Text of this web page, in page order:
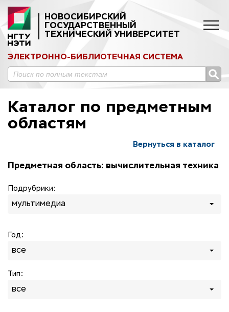
НОВОСИБИРСКИЙ
ГОСУДАРСТВЕННЫЙ
ТЕХНИЧЕСКИЙ УНИВЕРСИТЕТ
ЭЛЕКТРОННО-БИБЛИОТЕЧНАЯ СИСТЕМА
Каталог по предметным
областям
Вернуться в каталог
Предметная область: вычислительная техника
Подрубрики:
мультимедиа
Год:
все
Тип:
все